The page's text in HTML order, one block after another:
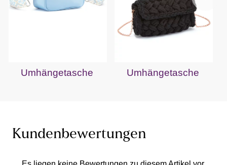
Umhängetasche Umhängetasche
Kundenbewertungen